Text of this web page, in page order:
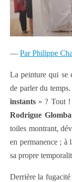
— Par Philippe
La peinture qui se
de parler du
instants » ? Tout !
Rodrigue
toiles montrant,
en permanence ; à
sa propre
Derrière la fugacité